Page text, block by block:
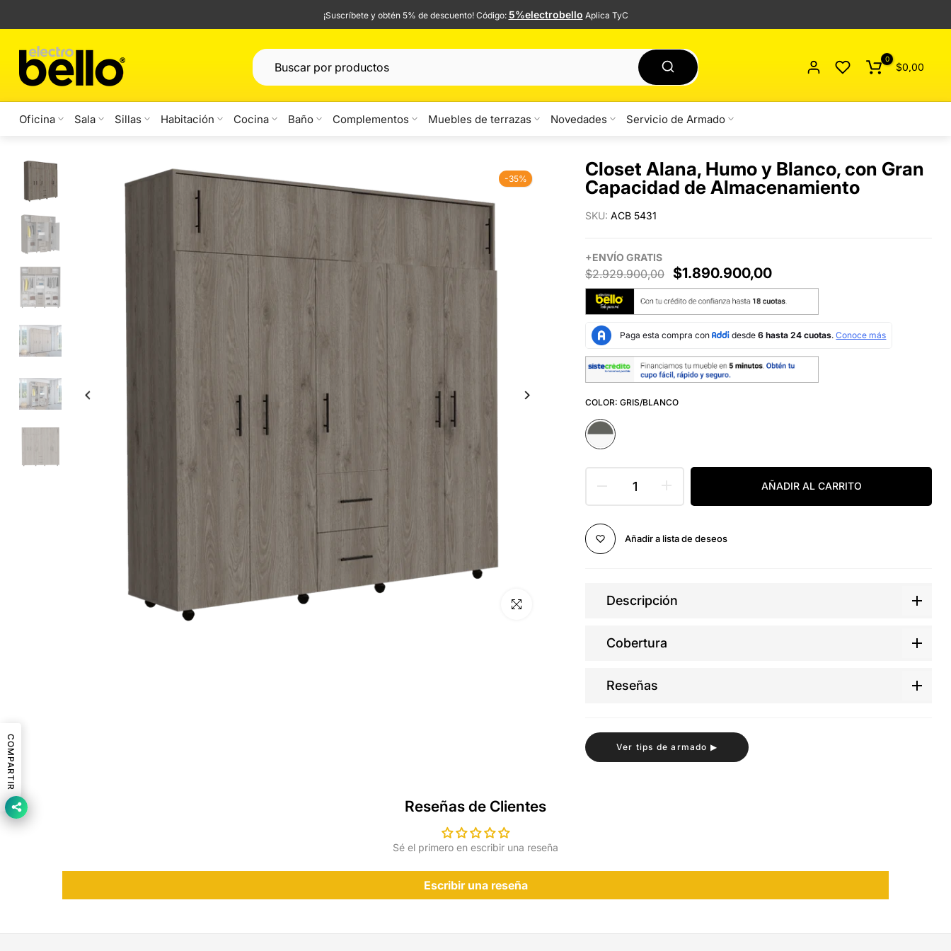
al
contenido
¡Suscríbete y obtén 5% de descuento! Código: 5%electrobello Aplica TyC
0
$0,00
Oficina Sala Sillas Habitación Cocina Baño Complementos Muebles de terrazas Novedades Servicio de Armado
-35%
Click para alargar
Closet Alana, Humo y Blanco, con Gran
Capacidad de Almacenamiento
SKU: ACB 5431
+ENVÍO GRATIS
$2.929.900,00 $1.890.900,00
COLOR: GRIS/BLANCO
AÑADIR AL CARRITO
Añadir a lista de deseos
Descripción
Cobertura
Reseñas
Ver tips de armado ▶
Reseñas de Clientes
Sé el primero en escribir una reseña
Escribir una reseña
COMPARTIR